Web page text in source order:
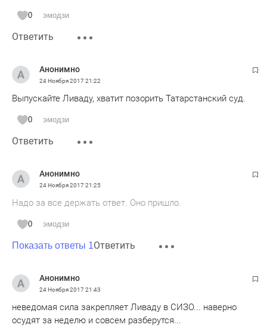
0 эмодзи
Ответить
Анонимно
24 Ноября 201721:22
Выпускайте Ливаду, хватит позорить Татарстанский суд.
0 эмодзи
Ответить
Анонимно
24 Ноября 201721:25
Надо за все держать ответ. Оно пришло.
0 эмодзи
Показать ответы 1Ответить
Анонимно
24 Ноября 201721:43
неведомая сила закрепляет Ливаду в СИЗО... наверно
осудят за неделю и совсем разберутся...